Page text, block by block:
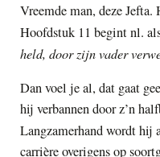
Vreemde man, deze
Hoofdstuk 11 begint nl.
held, door zijn vader
Dan voel je al, dat gaat
hij verbannen door z’n
Langzamerhand wordt hij
carrière overigens op